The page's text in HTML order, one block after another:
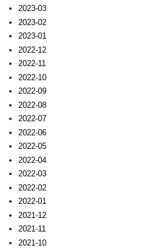
2023-03
2023-02
2023-01
2022-12
2022-11
2022-10
2022-09
2022-08
2022-07
2022-06
2022-05
2022-04
2022-03
2022-02
2022-01
2021-12
2021-11
2021-10